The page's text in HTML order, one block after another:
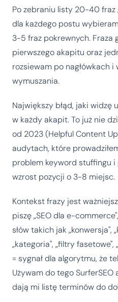
Po zebraniu listy 20-40
dla każdego postu
3-5 fraz pokrewnych. Fraza
pierwszego akapitu oraz
rozsiewam po nagłówkach
wymuszania.
Największy błąd, jaki widzę
w każdy akapit. To już nie
od 2023 (Helpful Content
audytach, które
problem keyword stuffingu i
wzrost pozycji o 3-8 miejsc.
Kontekst frazy jest
piszę „SEO dla e-
słów takich jak „konwersja",
„kategoria", „filtry
= sygnał dla algorytmu, że
Używam do tego
dają mi listę terminów do